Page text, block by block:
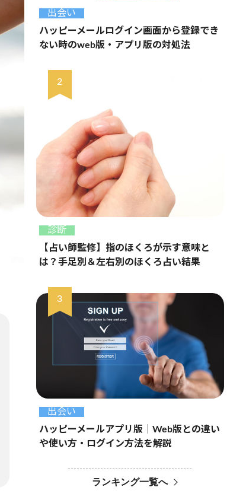
出会い
ハッピーメールログイン画面から登録でき
ない時のweb版・アプリ版の対処法
診断
【占い師監修】指のほくろが示す意味と
は？手足別＆左右別のほくろ占い結果
出会い
ハッピーメールアプリ版｜Web版との違い
や使い方・ログイン方法を解説
ランキング一覧へ